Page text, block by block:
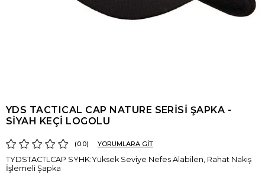
YDS TACTICAL CAP NATURE SERİSİ ŞAPKA -
SİYAH KEÇİ LOGOLU
0.0 YORUMLARA GİT
TYDSTACTLCAP SYHK:Yüksek Seviye Nefes Alabilen, Rahat Nakış
İşlemeli Şapka